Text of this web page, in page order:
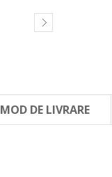
MOD DE LIVRARE